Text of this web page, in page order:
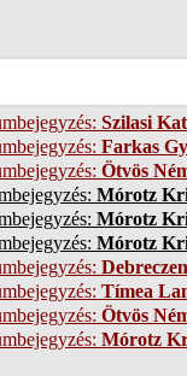
Szilasi
Farkas
Ötvös
Mórotz
Mórotz
Mórotz
Tímea
Ötvös
Mórotz